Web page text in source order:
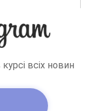
всіх новин